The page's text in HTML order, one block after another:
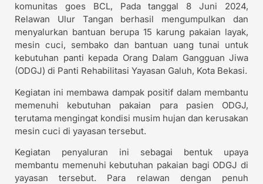
komunitas goes BCL, Pada tanggal 8 Juni 2024,
Relawan Ulur Tangan berhasil mengumpulkan dan
menyalurkan bantuan berupa 15 karung pakaian layak,
mesin cuci, sembako dan bantuan uang tunai untuk
kebutuhan panti kepada Orang Dalam Gangguan Jiwa
(ODGJ) di Panti Rehabilitasi Yayasan Galuh, Kota Bekasi.
Kegiatan ini membawa dampak positif dalam membantu
memenuhi kebutuhan pakaian para pasien ODGJ,
terutama mengingat kondisi musim hujan dan kerusakan
mesin cuci di yayasan tersebut.
Kegiatan penyaluran ini sebagai bentuk upaya
membantu memenuhi kebutuhan pakaian bagi ODGJ di
yayasan tersebut. Para relawan dengan penuh